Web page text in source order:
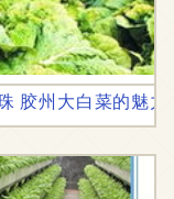
胶州大白菜的魅力